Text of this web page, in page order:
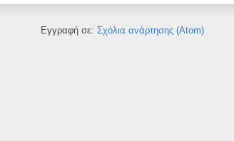
Εγγραφή σε: Σχόλια ανάρτησης (Atom)